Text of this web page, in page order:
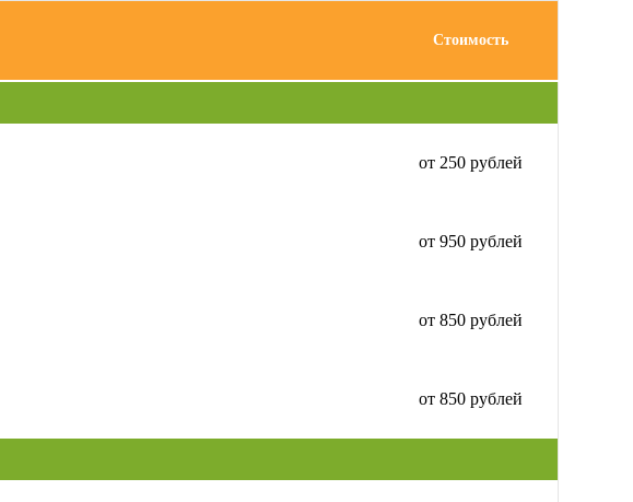
Стоимость
от 250 рублей
от 950 рублей
от 850 рублей
от 850 рублей